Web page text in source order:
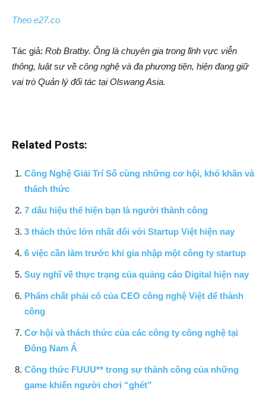
Theo e27.co
Tác giả: Rob Bratby. Ông là chuyên gia trong lĩnh vực viễn
thông, luật sư về công nghệ và đa phương tiện, hiện đang giữ
vai trò Quản lý đối tác tại Olswang Asia.
Related Posts:
Công Nghệ Giải Trí Số cùng những cơ hội, khó khăn và
thách thức
7 dấu hiệu thể hiện bạn là người thành công
3 thách thức lớn nhất đối với Startup Việt hiện nay
6 việc cần làm trước khi gia nhập một công ty startup
Suy nghĩ về thực trạng của quảng cáo Digital hiện nay
Phẩm chất phải có của CEO công nghệ Việt để thành
công
Cơ hội và thách thức của các công ty công nghệ tại
Đông Nam Á
Công thức FUUU** trong sự thành công của những
game khiến người chơi “ghét”